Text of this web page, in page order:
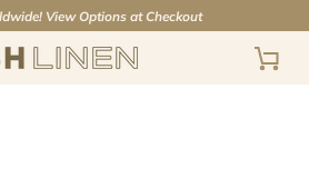
View Options at Checkout